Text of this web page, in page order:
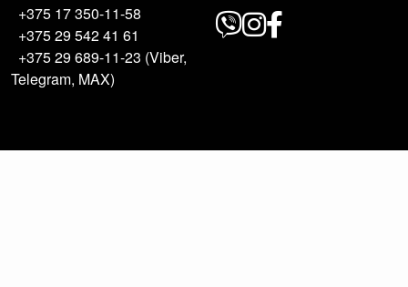
+375 17 350-11-58
+375 29 542 41 61
+375 29 689-11-23 (Viber,
Telegram, MAX)